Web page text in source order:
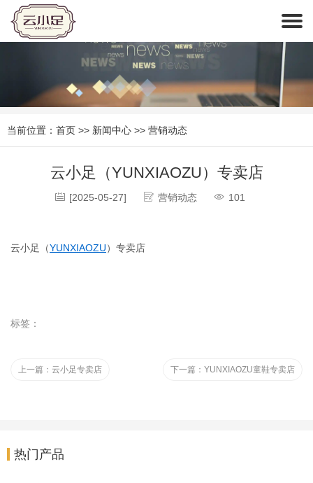
当前位置： 首页 >> 新闻中心 >> 营销动态
云小足（YUNXIAOZU）专卖店
[2025-05-27] 营销动态 101
云小足（YUNXIAOZU）专卖店
标签：
上一篇： ‌云小足专卖店 下一篇： YUNXIAOZU童鞋专卖店
热门产品